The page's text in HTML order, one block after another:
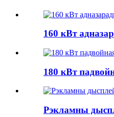
160 кВт
180 кВт
Рэкламны